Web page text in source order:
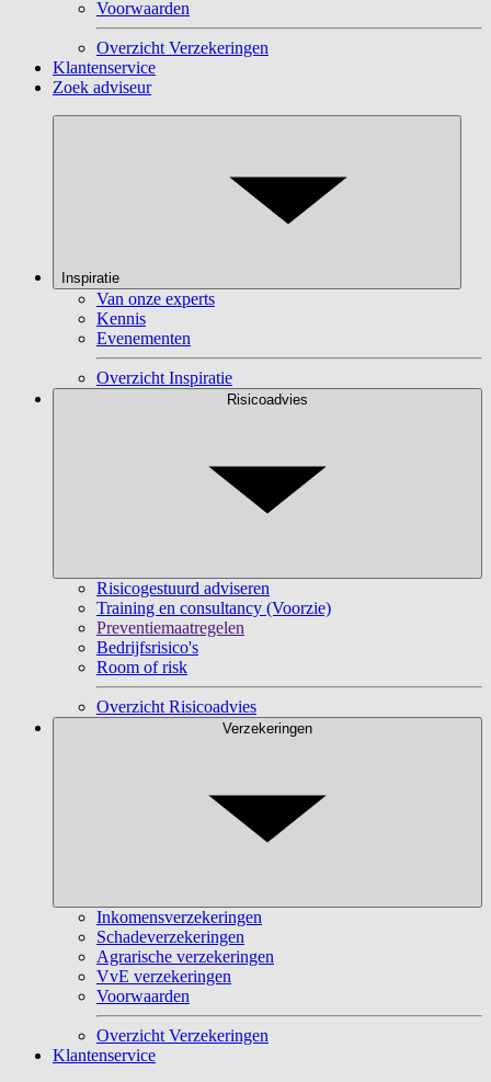
Voorwaarden
Overzicht Verzekeringen
Klantenservice
Zoek adviseur
Inspiratie
Van onze experts
Kennis
Evenementen
Overzicht Inspiratie
Risicoadvies
Risicogestuurd adviseren
Training en consultancy (Voorzie)
Preventiemaatregelen
Bedrijfsrisico's
Room of risk
Overzicht Risicoadvies
Verzekeringen
Inkomensverzekeringen
Schadeverzekeringen
Agrarische verzekeringen
VvE verzekeringen
Voorwaarden
Overzicht Verzekeringen
Klantenservice